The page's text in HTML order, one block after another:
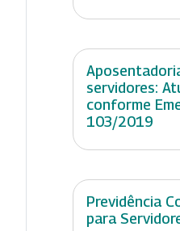
servidores:
conforme
103/2019
Previdência
para